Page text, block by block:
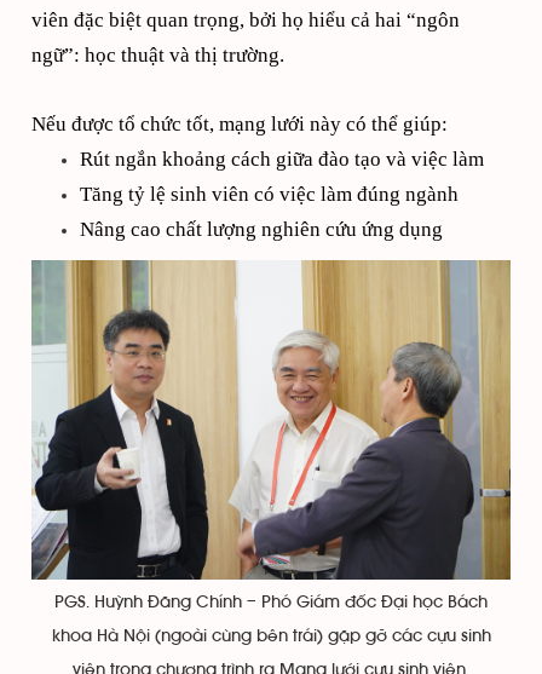
viên đặc biệt quan trọng, bởi họ hiểu cả hai “ngôn
ngữ”: học thuật và thị trường.
Nếu được tổ chức tốt, mạng lưới này có thể giúp:
Rút ngắn khoảng cách giữa đào tạo và việc làm
Tăng tỷ lệ sinh viên có việc làm đúng ngành
Nâng cao chất lượng nghiên cứu ứng dụng
PGS. Huỳnh Đăng Chính – Phó Giám đốc Đại học Bách
khoa Hà Nội (ngoài cùng bên trái) gặp gỡ các cựu sinh